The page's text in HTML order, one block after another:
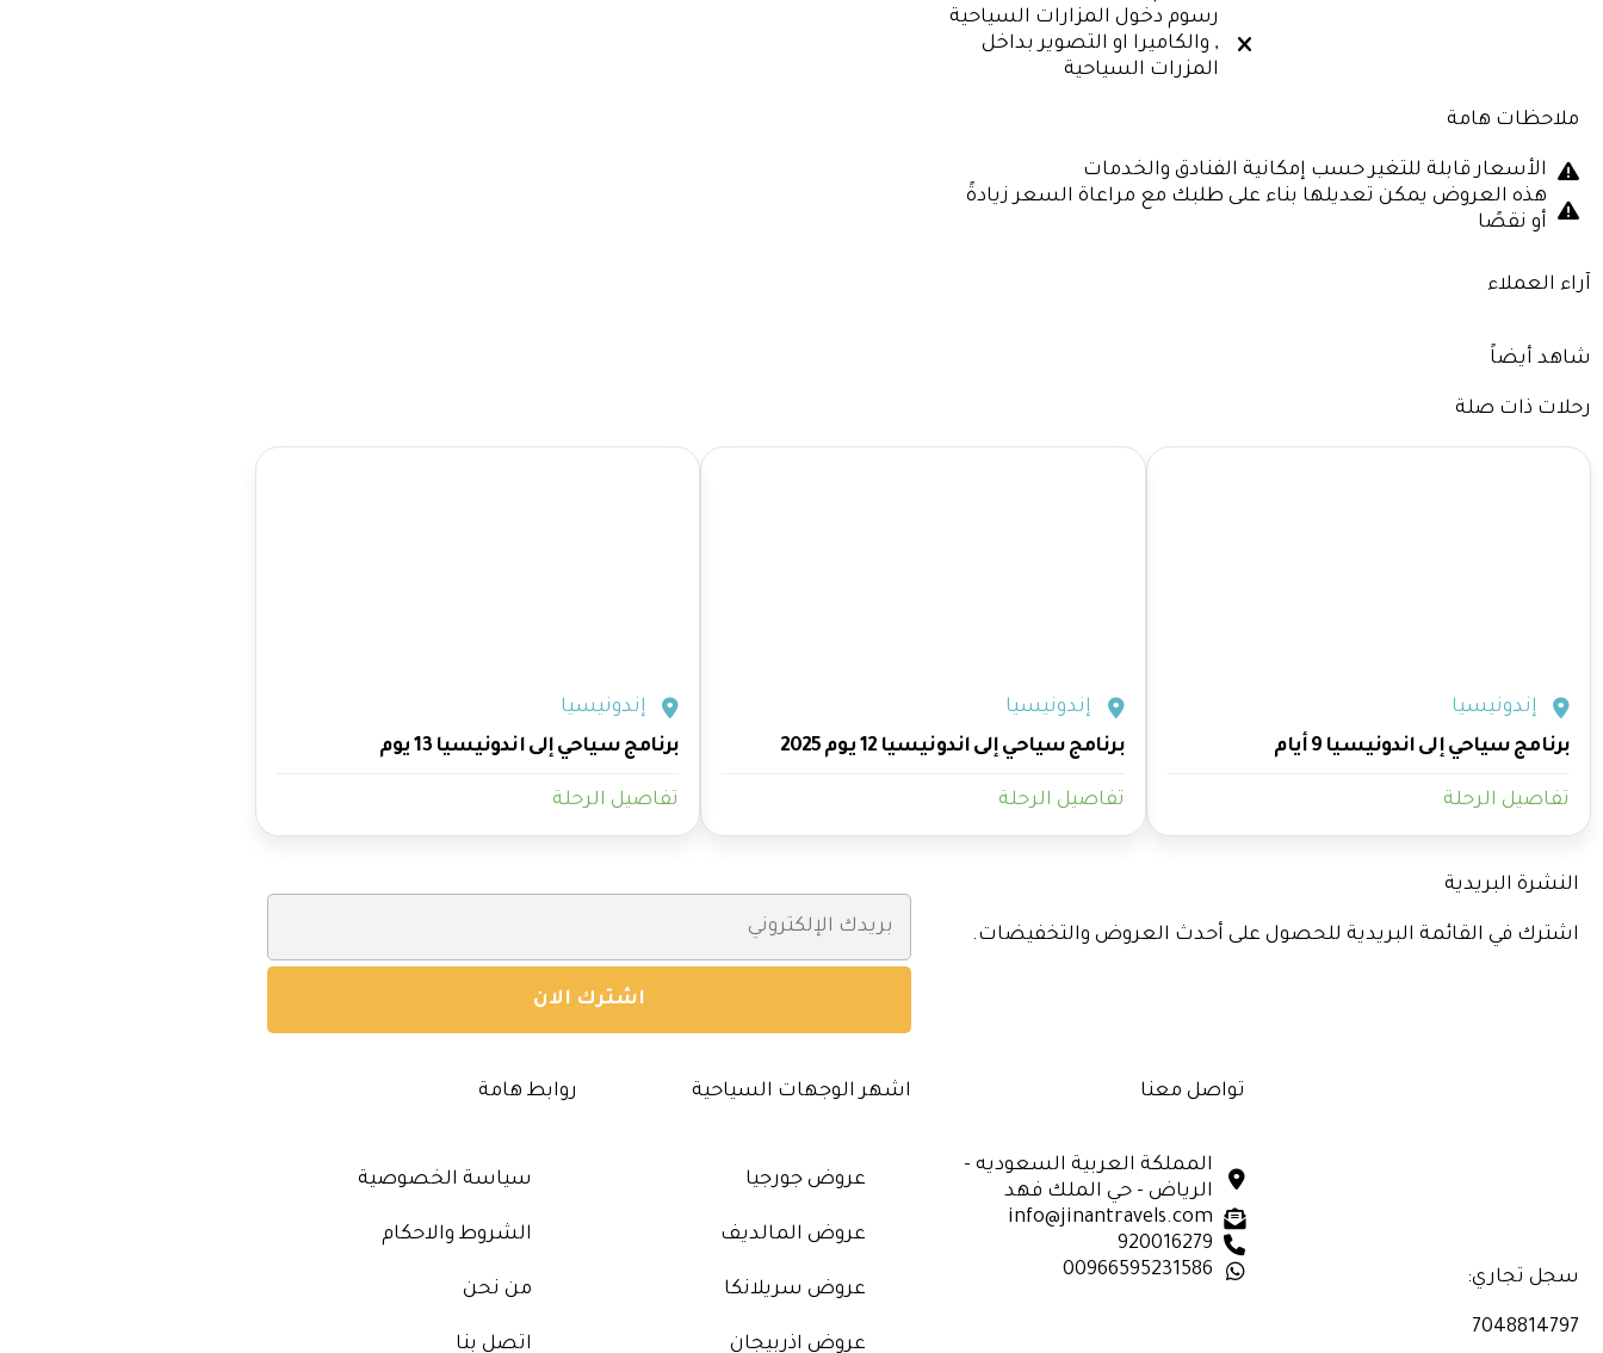
رسوم دخول المزارات السياحية
, والكاميرا او التصوير بداخل
المزرات السياحية
ملاحظات هامة
الأسعار قابلة للتغير حسب إمكانية الفنادق والخدمات
هذه العروض يمكن تعديلها بناء على طلبك مع مراعاة السعر زيادةً
أو نقصًا
آراء العملاء
شاهد أيضاً
رحلات ذات صلة
إندونيسيا
برنامج سياحي إلى اندونيسيا 9 أيام
تفاصيل الرحلة
إندونيسيا
برنامج سياحي إلى اندونيسيا 12 يوم 2025
تفاصيل الرحلة
إندونيسيا
برنامج سياحي إلى اندونيسيا 13 يوم
تفاصيل الرحلة
النشرة البريدية
اشترك في القائمة البريدية للحصول على أحدث العروض والتخفيضات.
سجل تجاري:
7048814797
تواصل معنا
المملكة العربية السعوديه -
الرياض - حي الملك فهد
info@jinantravels.com
920016279
00966595231586
اشهر الوجهات السياحية
عروض جورجيا
عروض المالديف
عروض سريلانكا
عروض اذربيجان
روابط هامة
سياسة الخصوصية
الشروط والاحكام
من نحن
اتصل بنا